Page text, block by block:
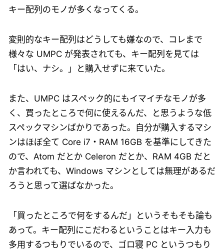
キー配列のモノが多くなってくる。
変則的なキー配列はどうしても嫌なので、コレまで
様々な UMPC が発表されても、キー配列を見ては
「はい、ナシ。」と購入せずに来ていた。
また、UMPC はスペック的にもイマイチなモノが多
く、買ったところで何に使えるんだ、と思うような低
スペックマシンばかりであった。自分が購入するマシ
ンはほぼ全て Core i7・RAM 16GB を基準にしてきた
ので、Atom だとか Celeron だとか、RAM 4GB だと
か言われても、Windows マシンとしては無理があるだ
ろうと思って選ばなかった。
「買ったところで何をするんだ」というそもそも論も
あって。キー配列にこだわるということはキー入力も
多用するつもりでいるので、ゴロ寝 PC というつもり